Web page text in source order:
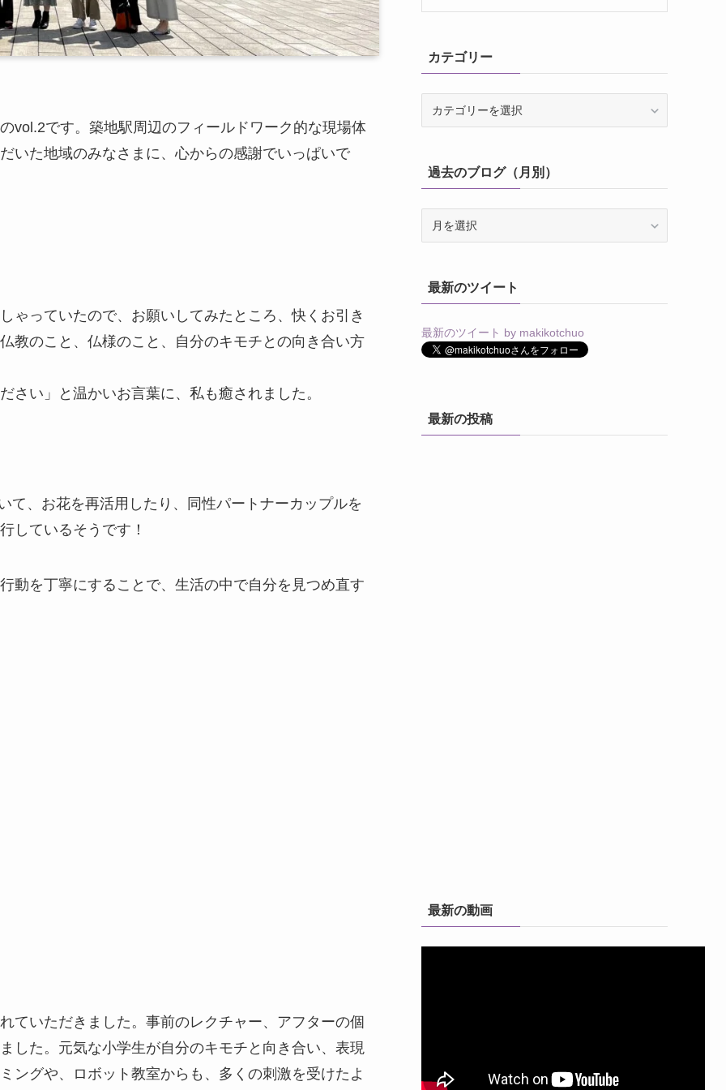
vol.2です。築地駅周辺のフィールドワーク的な現場体
いた地域のみなさまに、心からの感謝でいっぱいで
ゃっていたので、お願いしてみたところ、快くお引き
教のこと、仏様のこと、自分のキモチとの向き合い方
さい」と温かいお言葉に、私も癒されました。
て、お花を再活用したり、同性パートナーカップルを
しているそうです！
動を丁寧にすることで、生活の中で自分を見つめ直す
ていただきました。事前のレクチャー、アフターの個
した。元気な小学生が自分のキモチと向き合い、表現
ングや、ロボット教室からも、多くの刺激を受けたよ
カテゴリー
ー過去のブログ（月別）
ロ
グ
別）
最新のツイート
最新のツイート by makikotchuo
最新の投稿
最新の動画